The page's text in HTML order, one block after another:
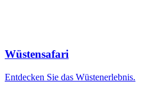
Wüstensafari
Entdecken Sie das Wüstenerlebnis.